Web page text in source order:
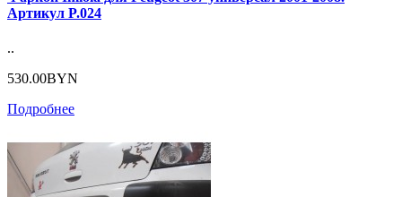
Артикул P.024
..
530.00BYN
Подробнее